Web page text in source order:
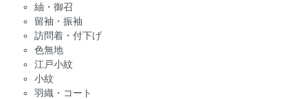
紬・御召
留袖・振袖
訪問着・付下げ
色無地
江戸小紋
小紋
羽織・コート